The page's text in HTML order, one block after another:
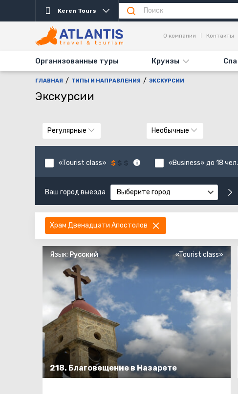
Keren Tours
Организованные туры Круизы Спа
О компании Контакты
ГЛАВНАЯ ТИПЫ И НАПРАВЛЕНИЯ ЭКСКУРСИИ
Экскурсии
Регулярные Необычные
«Tourist class» «Business» до 18 чел.
Ваш город выезда Выберите город
Храм Двенадцати Апостолов
218. Благовещение в Назарете
Язык: Русский «Tourist class»